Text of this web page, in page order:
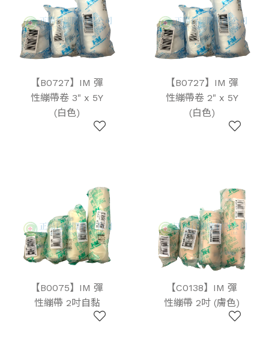
【B0727】IM 彈
性繃帶卷 3" x 5Y
(白色)
【B0727】IM 彈
性繃帶卷 2" x 5Y
(白色)
【B0075】IM 彈
性繃帶 2吋自黏
【C0138】IM 彈
性繃帶 2吋 (膚色)